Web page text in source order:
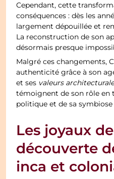
Cependant, cette
conséquences : dès les
largement dépouillée et
La reconstruction de son
désormais presque
Malgré ces changements,
authenticité grâce à son
et ses valeurs
témoignent de son rôle en
politique et de sa symbiose
Les joyaux
découverte
inca et